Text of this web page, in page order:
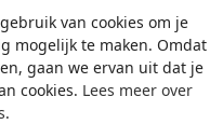
van cookies om je
mogelijk te maken. Omdat
gaan we ervan uit dat je
cookies. Lees meer over
.
0